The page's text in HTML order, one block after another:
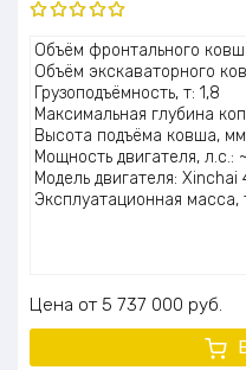
Оценка
5.00из 5
Объём фронтального
Объём экскаваторного
Грузоподъёмность, т: 1,8
Максимальная глубина
Высота подъёма ковша,
Мощность двигателя, л.с.:
Модель двигателя: Xinchai
Эксплуатационная масса,
Цена 5 737 000 руб.